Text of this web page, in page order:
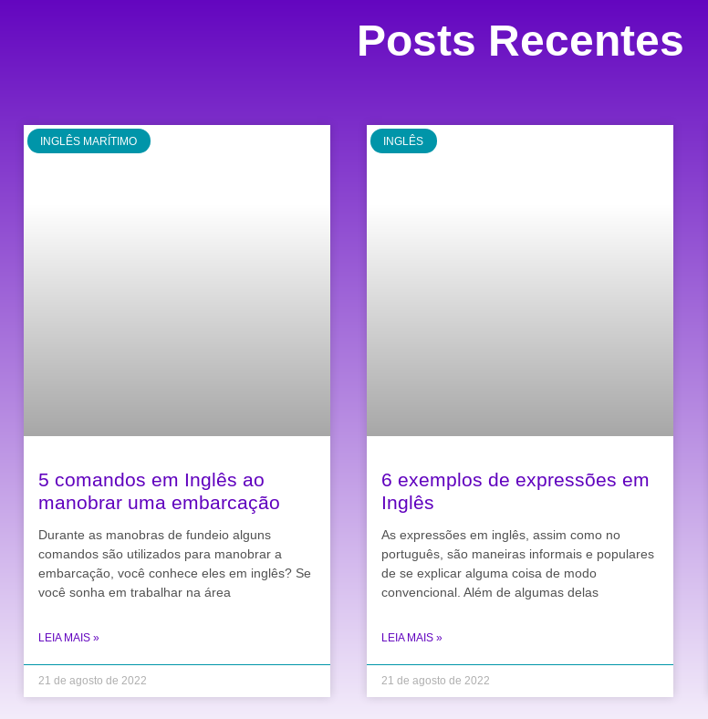
Posts Recentes
INGLÊS MARÍTIMO
5 comandos em Inglês ao
manobrar uma embarcação
Durante as manobras de fundeio alguns
comandos são utilizados para manobrar a
embarcação, você conhece eles em inglês? Se
você sonha em trabalhar na área
LEIA MAIS »
21 de agosto de 2022
INGLÊS
6 exemplos de expressões em
Inglês
As expressões em inglês, assim como no
português, são maneiras informais e populares
de se explicar alguma coisa de modo
convencional. Além de algumas delas
LEIA MAIS »
21 de agosto de 2022